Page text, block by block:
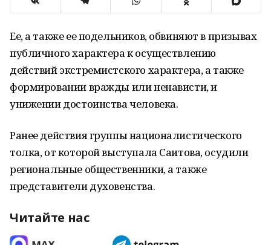
Ее, а также ее подельников, обвиняют в призывах
публичного характера к осуществлению
действий экстремистского характера, а также
формировании вражды или ненависти, и
унижении достоинства человека.
Ранее действия группы националистического
толка, от которой выступала Саитова, осудили
региональные общественники, а также
представители духовенства.
Читайте нас